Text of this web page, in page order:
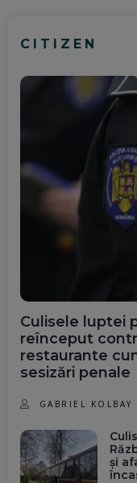
CITIZEN
Culisele luptei
reînceput
restaurante
sesizări penale
GABRIEL KOLBAY
și